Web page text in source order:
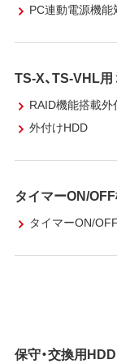
PC連動電源機能
TS-X、TS-VHL
RAID機能搭載外
外付けHDD
タイマーON/
タイマーON/
保守・交換用HDD